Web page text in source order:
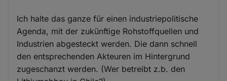
Ich halte das ganze für einen industriepolitische
Agenda, mit der zukünftige Rohstoffquellen und
Industrien abgesteckt werden. Die dann schnell
den entsprechenden Akteuren im Hintergrund
zugeschanzt werden. (Wer betreibt z.b. den